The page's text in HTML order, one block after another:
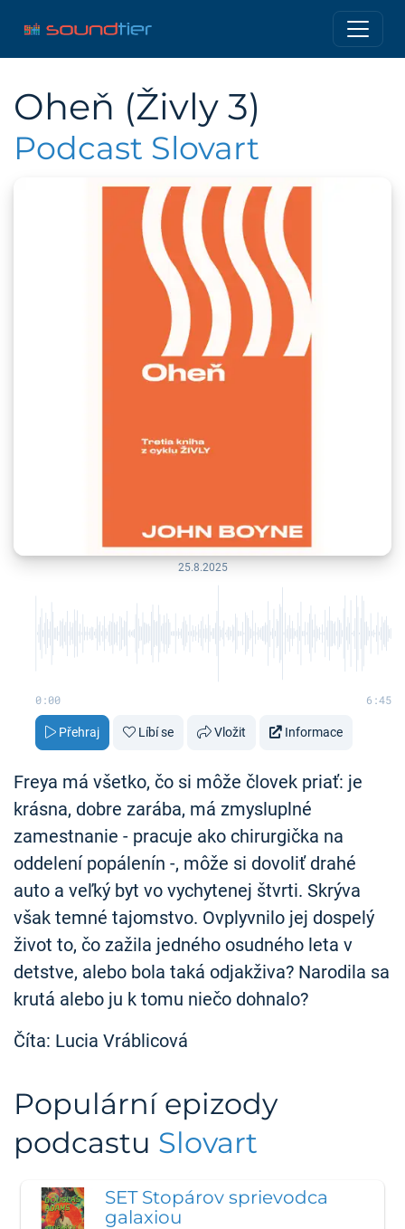
Oheň (Živly 3)
Podcast Slovart
25.8.2025
0:00 6:45
Přehraj Líbí se Vložit Informace
Freya má všetko, čo si môže človek priať: je
krásna, dobre zarába, má zmysluplné
zamestnanie - pracuje ako chirurgička na
oddelení popálenín -, môže si dovoliť drahé
auto a veľký byt vo vychytenej štvrti. Skrýva
však temné tajomstvo. Ovplyvnilo jej dospelý
život to, čo zažila jedného osudného leta v
detstve, alebo bola taká odjakživa? Narodila sa
krutá alebo ju k tomu niečo dohnalo?
Číta: Lucia Vráblicová
Populární epizody
podcastu Slovart
SET Stopárov sprievodca
galaxiou